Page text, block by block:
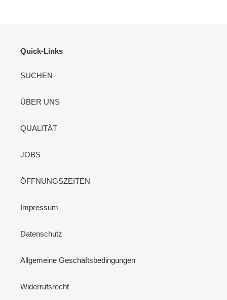
e
:
Quick-Links
SUCHEN
ÜBER UNS
QUALITÄT
JOBS
ÖFFNUNGSZEITEN
Impressum
Datenschutz
Allgemeine Geschäftsbedingungen
Widerrufsrecht